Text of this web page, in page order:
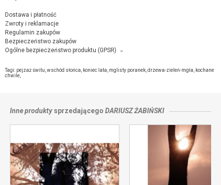
Dostawa i płatność
Zwroty i reklamacje
Regulamin zakupów
Bezpieczeństwo zakupów
Ogólne bezpieczeństwo produktu (GPSR)
Dariusz Żabiński, Śrem , 63-100 Śrem,
kontakt ze sprzedającym
Tagi: pejzaż świtu wschód słońca koniec lata mglisty poranek drzewa-zieleń-mgła
kochane
chwile
Inne produktysprzedającego DARIUSZ ŻABIŃSKI